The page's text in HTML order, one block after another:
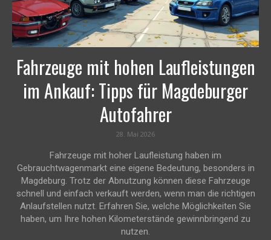
Fahrzeuge mit hohen Laufleistungen
im Ankauf: Tipps für Magdeburger
Autofahrer
28. Mai 2026
Fahrzeuge mit hoher Laufleistung haben im
Gebrauchtwagenmarkt eine eigene Bedeutung, besonders in
Magdeburg. Trotz der Abnutzung können diese Fahrzeuge
schnell und einfach verkauft werden, wenn man die richtigen
Anlaufstellen nutzt. Erfahren Sie, welche Möglichkeiten Sie
haben, um Ihre hohen Kilometerstände gewinnbringend zu
nutzen.